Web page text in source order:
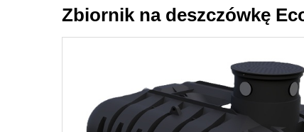
Zbiornik na deszczówkę